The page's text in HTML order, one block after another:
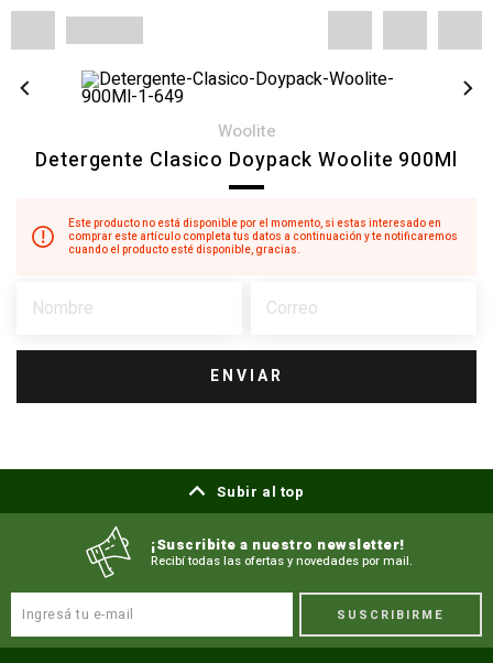
woolite
Detergente Clasico Doypack Woolite 900Ml
Este producto no está disponible por el momento, si estas interesado en
comprar este artículo completa tus datos a continuación y te notificaremos
cuando el producto esté disponible, gracias.
ENVIAR
Subir al top
¡Suscribite a nuestro newsletter!
Recibí todas las ofertas y novedades por mail.
SUSCRIBIRME